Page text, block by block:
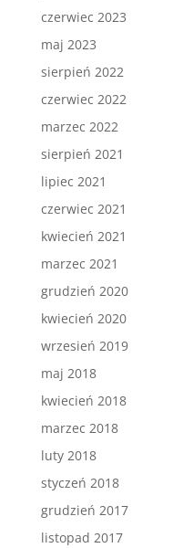
czerwiec 2023
maj 2023
sierpień 2022
czerwiec 2022
marzec 2022
sierpień 2021
lipiec 2021
czerwiec 2021
kwiecień 2021
marzec 2021
grudzień 2020
kwiecień 2020
wrzesień 2019
maj 2018
kwiecień 2018
marzec 2018
luty 2018
styczeń 2018
grudzień 2017
listopad 2017